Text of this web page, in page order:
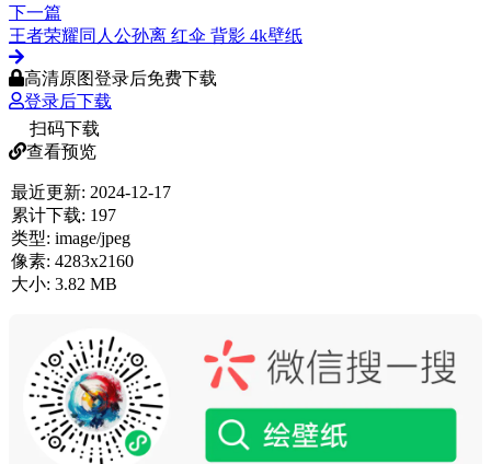
下一篇
王者荣耀同人公孙离 红伞 背影 4k壁纸
高清原图登录后免费下载
登录后下载
扫码下载
查看预览
最近更新: 2024-12-17
累计下载: 197
类型: image/jpeg
像素: 4283x2160
大小: 3.82 MB